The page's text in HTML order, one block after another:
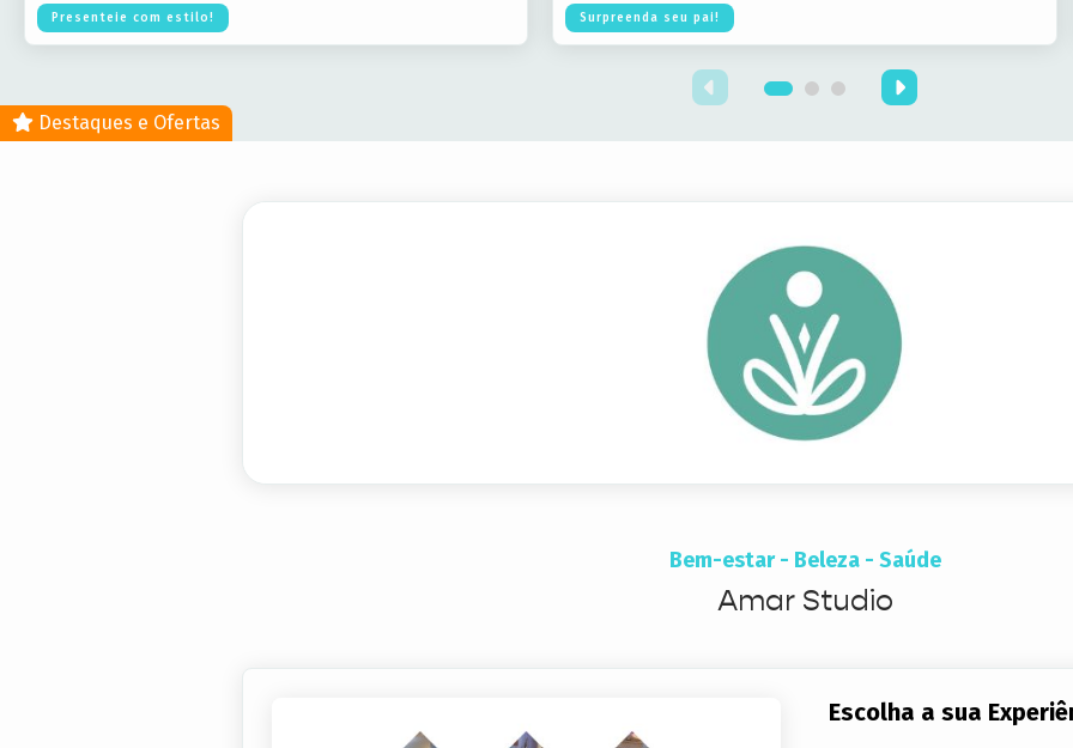
Presenteie com estilo! Surpreenda seu pai!
Destaques e Ofertas
Bem-estar - Beleza - Saúde
Amar Studio
Escolha a sua